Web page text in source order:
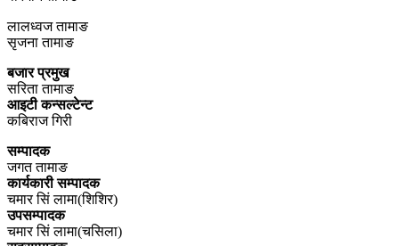
लालध्वज तामाङ
सृजना तामाङ
बजार प्रमुख
सरिता तामाङ
आइटी कन्सल्टेन्ट
कबिराज गिरी
सम्पादक
जगत तामाङ
कार्यकारी सम्पादक
चमार सिं लामा(शिशिर)
उपसम्पादक
चमार सिं लामा(चसिला)